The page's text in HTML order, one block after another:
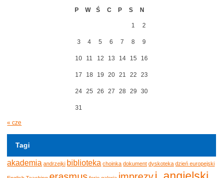
P
W Ś C P S N
1 2
3 4 5 6 7 8 9
10 11 12 13 14 15 16
17 18 19 20 21 22 23
24 25 26 27 28 29 30
31
« cze
Tagi
akademia andrzejki biblioteka choinka dokument dyskoteka dzień europejski